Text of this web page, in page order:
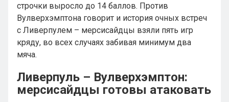
строчки выросло до 14 баллов. Против
Вулверхэмптона говорит и история очных встреч
с Ливерпулем – мерсисайдцы взяли пять игр
кряду, во всех случаях забивая минимум два
мяча.
Ливерпуль – Вулверхэмптон:
мерсисайдцы готовы атаковать